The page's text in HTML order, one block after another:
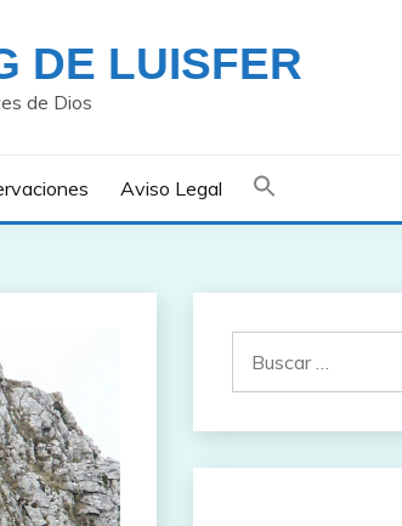
DE LUISFER
de Dios
Aviso Legal